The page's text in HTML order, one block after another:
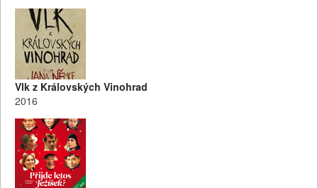
Vlk z Královských Vinohrad
2016